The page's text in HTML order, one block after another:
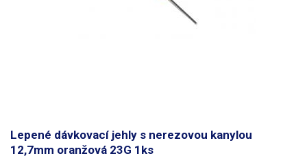
Lepené dávkovací jehly s nerezovou kanylou
12,7mm oranžová 23G 1ks